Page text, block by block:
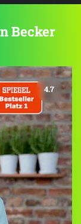
Becker
4.7